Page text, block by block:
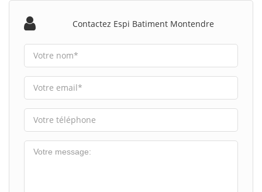
Contactez Espi Batiment Montendre